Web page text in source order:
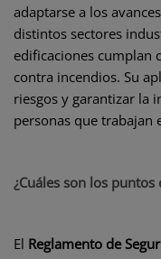
adaptarse a los
distintos sectores
edificaciones cumplan
contra incendios. Su
riesgos y garantizar la
personas que trabajan
¿Cuáles son los
El Reglamento de